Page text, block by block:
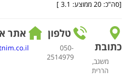
[סה"כ: 20 ממוצע: 3.1
]
כתובת
משגב,
הררית
טלפון
050-
2514979
אתר